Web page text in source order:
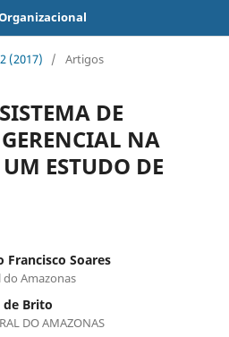
(2017) / Artigos
DE
NA
ESTUDO DE
Francisco Soares
do Amazonas
de Brito
DO AMAZONAS